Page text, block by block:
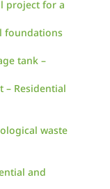
project for a
foundations
tank –
– Residential
waste
and